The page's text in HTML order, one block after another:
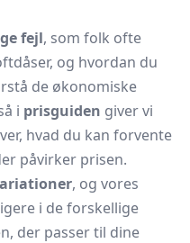
fejl, som folk ofte
og hvordan du
de økonomiske
i prisguiden giver vi
hvad du kan forvente
påvirker prisen.
, og vores
i de forskellige
der passer til dine